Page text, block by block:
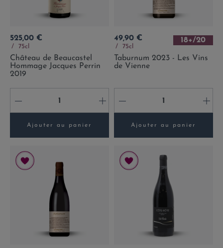
Prix
525,00 €
75cl
Château de Beaucastel
Hommage Jacques Perrin
2019
- +
Ajouter au panier
Prix
49,90 €
75cl
18+/20
Taburnum 2023 - Les Vins
de Vienne
- +
Ajouter au panier